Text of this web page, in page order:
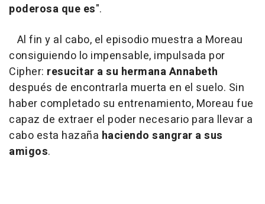
poderosa que es".
Al fin y al cabo, el episodio muestra a Moreau
consiguiendo lo impensable, impulsada por
Cipher: resucitar a su hermana Annabeth
después de encontrarla muerta en el suelo. Sin
haber completado su entrenamiento, Moreau fue
capaz de extraer el poder necesario para llevar a
cabo esta hazaña haciendo sangrar a sus
amigos.